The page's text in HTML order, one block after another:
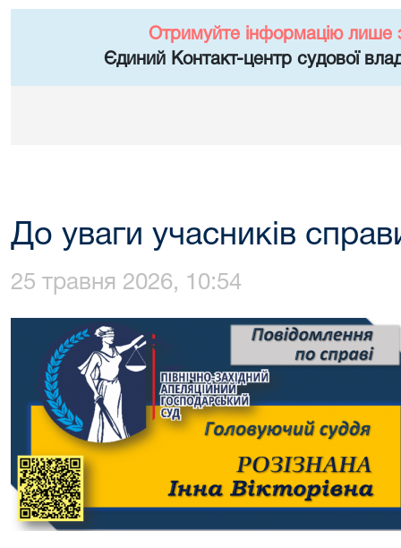
Отримуйте інформацію лише
Єдиний Контакт-центр судової
До уваги учасників
25 травня 2026, 10:54